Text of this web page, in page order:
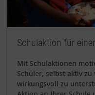
Schulaktion für
Mit Schulaktionen
Schüler, selbst aktiv
wirkungsvoll zu